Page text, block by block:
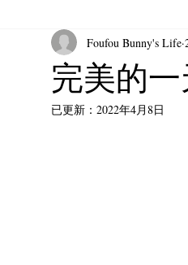
FoufouCook煮飯日記 Foufou
完美的
Foufou Bunny's Life
已更新： 2022年4月8日